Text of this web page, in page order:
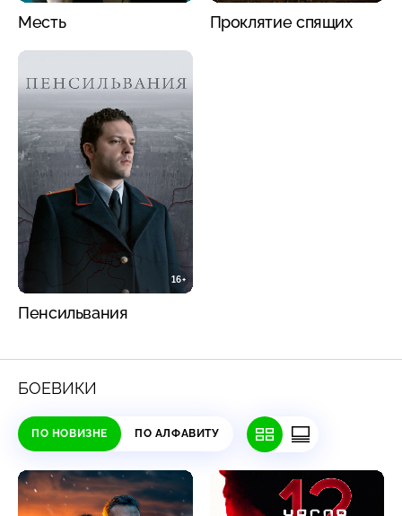
Месть Проклятие спящих
16+
Пенсильвания
БОЕВИКИ
ПО НОВИЗНЕ ПО АЛФАВИТУ